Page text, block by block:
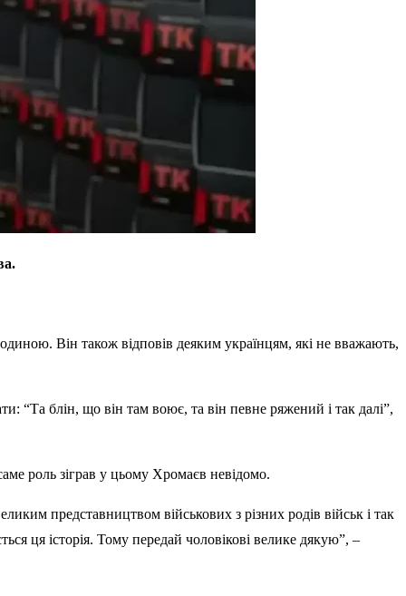
Він також відповів деяким українцям, які не вважають,
“Та блін, що він там воює, та він певне ряжений і так далі”,
роль зіграв у цьому Хромаєв невідомо.
представництвом військових з різних родів військ і так
ця історія. Тому передай чоловікові велике дякую”, –